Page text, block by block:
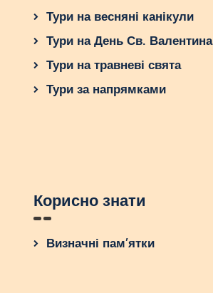
Тури на весняні канікули
Тури на День Св. Валентина
Тури на травневі свята
Тури за напрямками
Корисно знати
Визначні пам’ятки